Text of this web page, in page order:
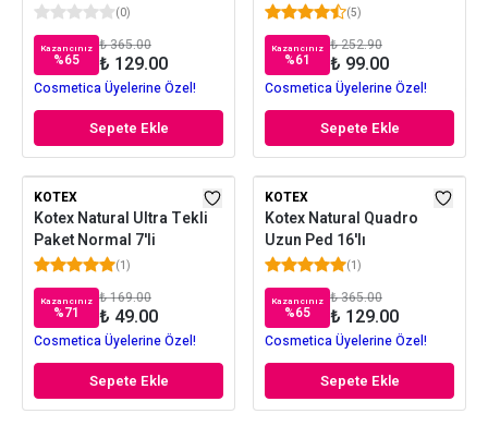
(0)
Kazancınız
%65
₺ 365.00
₺ 129.00
Cosmetica Üyelerine Özel!
Sepete Ekle
(5)
Kazancınız
%61
₺ 252.90
₺ 99.00
Cosmetica Üyelerine Özel!
Sepete Ekle
KOTEX
Kotex Natural Ultra Tekli
Paket Normal 7'li
(1)
Kazancınız
%71
₺ 169.00
₺ 49.00
Cosmetica Üyelerine Özel!
Sepete Ekle
KOTEX
Kotex Natural Quadro
Uzun Ped 16'lı
(1)
Kazancınız
%65
₺ 365.00
₺ 129.00
Cosmetica Üyelerine Özel!
Sepete Ekle